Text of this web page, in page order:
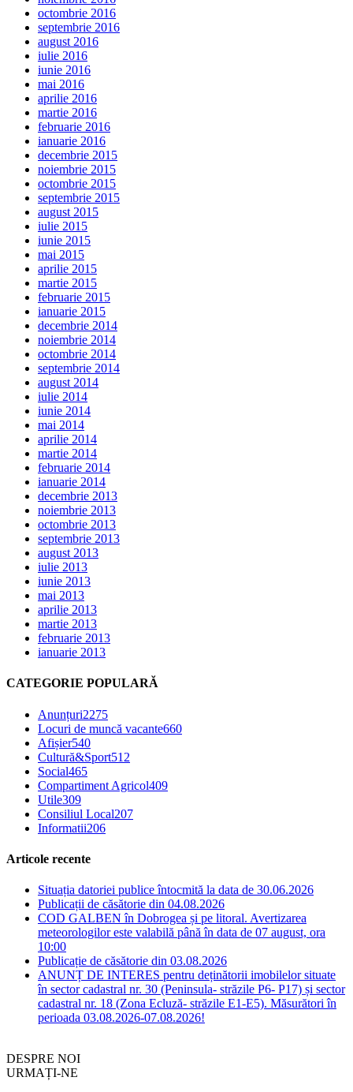
octombrie 2016
septembrie 2016
august 2016
iulie 2016
iunie 2016
mai 2016
aprilie 2016
martie 2016
februarie 2016
ianuarie 2016
decembrie 2015
noiembrie 2015
octombrie 2015
septembrie 2015
august 2015
iulie 2015
iunie 2015
mai 2015
aprilie 2015
martie 2015
februarie 2015
ianuarie 2015
decembrie 2014
noiembrie 2014
octombrie 2014
septembrie 2014
august 2014
iulie 2014
iunie 2014
mai 2014
aprilie 2014
martie 2014
februarie 2014
ianuarie 2014
decembrie 2013
noiembrie 2013
octombrie 2013
septembrie 2013
august 2013
iulie 2013
iunie 2013
mai 2013
aprilie 2013
martie 2013
februarie 2013
ianuarie 2013
CATEGORIE POPULARĂ
Anunțuri2275
Locuri de muncă vacante660
Afișier540
Cultură&Sport512
Social465
Compartiment Agricol409
Utile309
Consiliul Local207
Informatii206
Articole recente
Situația datoriei publice întocmită la data de 30.06.2026
Publicații de căsătorie din 04.08.2026
COD GALBEN în Dobrogea și pe litoral. Avertizarea
meteorologilor este valabilă până în data de 07 august, ora
10:00
Publicație de căsătorie din 03.08.2026
ANUNȚ DE INTERES pentru deținătorii imobilelor situate
în sector cadastral nr. 30 (Peninsula- străzile P6- P17) și sector
cadastral nr. 18 (Zona Ecluză- străzile E1-E5). Măsurători în
perioada 03.08.2026-07.08.2026!
DESPRE NOI
URMAȚI-NE